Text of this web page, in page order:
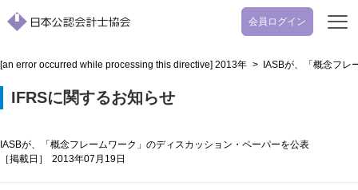
会員ログイン
開
[an error occurred while processing this directive] 2013年 > IASBが、「概念フレ
IFRSに関するお知らせ
IASBが、「概念フレームワーク」のディスカッション・ペーパーを公表
［掲載日］
2013年07月19日